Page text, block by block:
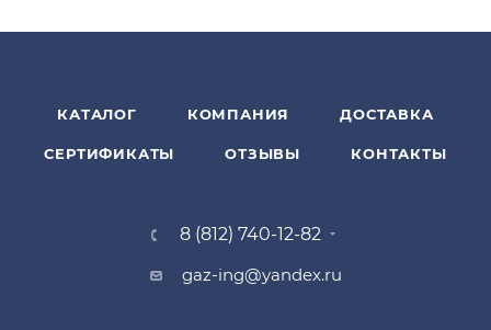
КАТАЛОГ КОМПАНИЯ ДОСТАВКА
СЕРТИФИКАТЫ ОТЗЫВЫ КОНТАКТЫ
8 (812) 740-12-82
gaz-ing@yandex.ru